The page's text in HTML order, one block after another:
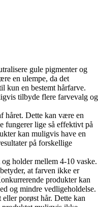
gule pigmenter og
en ulempe, da det
kun en bestemt hårfarve.
tilbyde flere farvevalg og
håret. Dette kan være en
fungerer lige så effektivt på
kan muligvis have en
på forskellige
holder mellem 4-10 vaske.
at farven ikke er
produkter kan
og mindre vedligeholdelse.
porøst hår. Dette kan